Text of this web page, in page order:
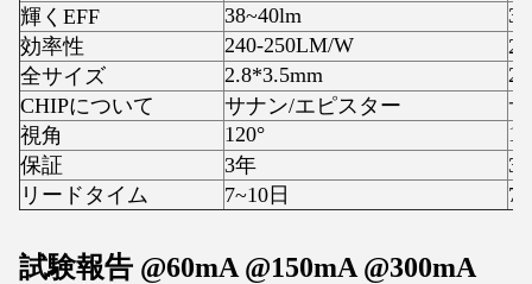
輝くEFF
38~40lm
効率性
240-250LM/W
全サイズ
2.8*3.5mm
CHIPについて
サナン/エピスター
視角
120°
保証
3年
3
リードタイム
7~10日
試験報告 @60mA @150mA @300mA